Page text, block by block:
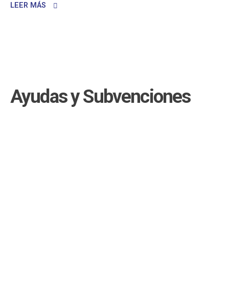
LEER MÁS
Ayudas y Subvenciones